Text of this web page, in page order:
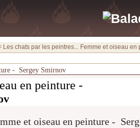
Les chats par les peintres... Femme et oiseau en
- Sergey Smirnov
en peinture -